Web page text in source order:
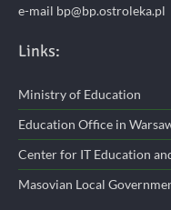
e-mail bp@bp.ostroleka.pl
Links:
Ministry of Education
Education Office in
Center for IT Education
Masovian Local